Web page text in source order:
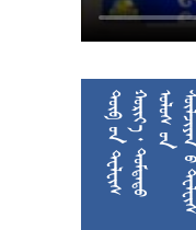

































































